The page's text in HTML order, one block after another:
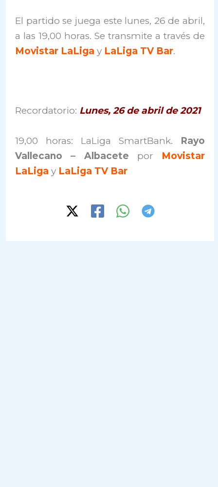
El partido se juega este lunes, 26 de abril,
a las 19,00 horas. Se transmite a través de
Movistar LaLiga y LaLiga TV Bar.
Recordatorio: Lunes, 26 de abril de 2021
19,00 horas: LaLiga SmartBank. Rayo
Vallecano – Albacete por Movistar
LaLiga y LaLiga TV Bar